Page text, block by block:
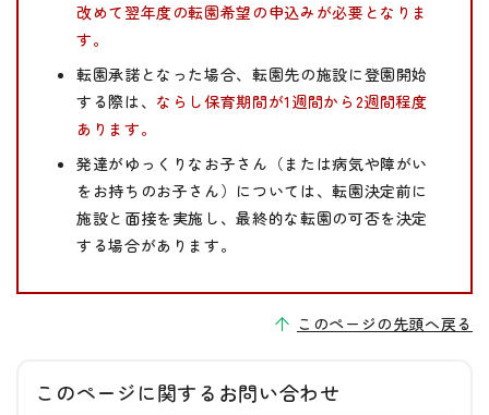
改めて翌年度の転園希望の申込みが必要となりま
す。
転園承諾となった場合、転園先の施設に登園開始
する際は、 ならし保育期間が1週間から2週間程度
あります。
発達がゆっくりなお子さん（または病気や障がい
をお持ちのお子さん）については、転園決定前に
施設と面接を実施し、最終的な転園の可否を決定
する場合があります。
このページの先頭へ戻る
このページに関する お問い合わせ